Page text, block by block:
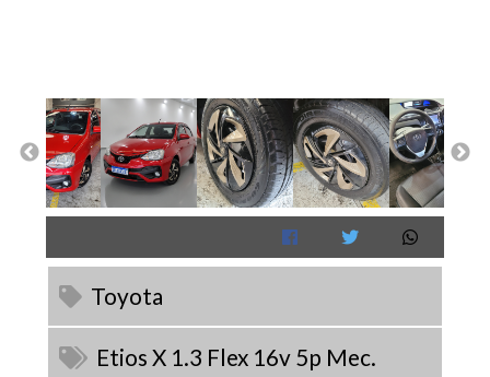
Toyota
Etios X 1.3 Flex 16v 5p Mec.